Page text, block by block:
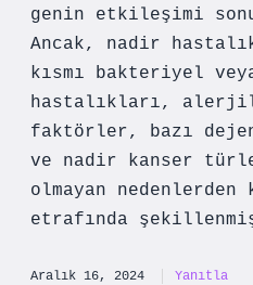
genin etkileşimi
Ancak, nadir
kısmı bakteriyel
hastalıkları,
faktörler, bazı
ve nadir kanser
olmayan
etrafında
Aralık 16, 2024 Yanıtla